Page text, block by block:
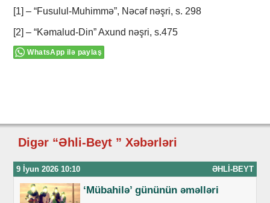
[1] – “Fusulul-Muhimmə”, Nəcəf nəşri, s. 298
[2] – “Kəmalud-Din” Axund nəşri, s.475
WhatsApp ilə paylaş
Digər “Əhli-Beyt ” Xəbərləri
9 İyun 2026 10:10 ƏHLI-BEYT
‘Mübahilə’ gününün əməlləri